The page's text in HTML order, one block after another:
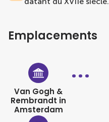
Emplacements
Van Gogh &
Rembrandt in
Amsterdam